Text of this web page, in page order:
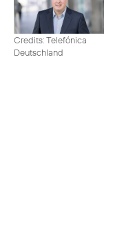
Credits: Telefónica
Deutschland